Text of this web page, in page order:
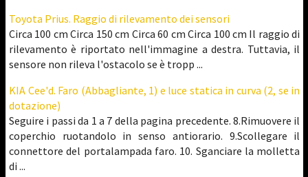
Toyota Prius. Raggio di rilevamento dei sensori
Circa 100 cm Circa 150 cm Circa 60 cm Circa 100 cm Il raggio di
rilevamento è riportato nell'immagine a destra. Tuttavia, il
sensore non rileva l'ostacolo se è tropp ...
KIA Cee'd. Faro (Abbagliante, 1) e luce statica in curva (2, se in
dotazione)
Seguire i passi da 1 a 7 della pagina precedente. 8.Rimuovere il
coperchio ruotandolo in senso antiorario. 9.Scollegare il
connettore del portalampada faro. 10. Sganciare la molletta
di ...